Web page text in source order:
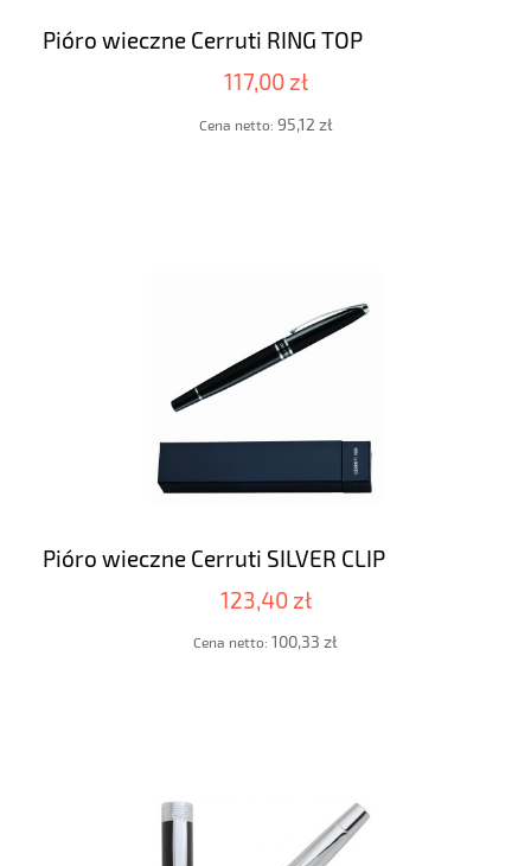
Pióro wieczne Cerruti RING TOP
117,00 zł
Cena netto: 95,12 zł
Pióro wieczne Cerruti SILVER CLIP
123,40 zł
Cena netto: 100,33 zł